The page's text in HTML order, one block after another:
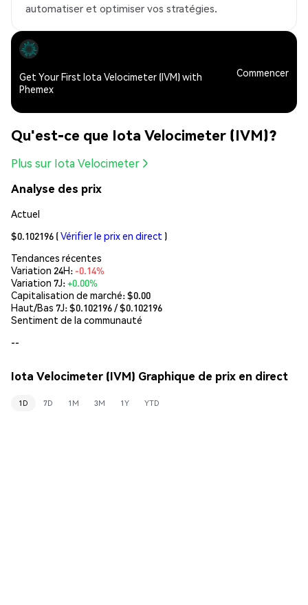
automatiser et optimiser vos stratégies.
Get Your First Iota Velocimeter (IVM) with
Phemex
Commencer
Qu'est-ce que Iota Velocimeter (IVM)?
Plus sur Iota Velocimeter
Analyse des prix
Actuel
$0.102196 (Vérifier le prix en direct )
Tendances récentes
Variation 24H: -0.14%
Variation 7J:+0.00%
Capitalisation de marché:$0.00
Haut/Bas 7J: $0.102196/ $0.102196
Sentiment de la communauté
--
Iota Velocimeter (IVM) Graphique de prix en direct
1D 7D 1M 3M 1Y YTD